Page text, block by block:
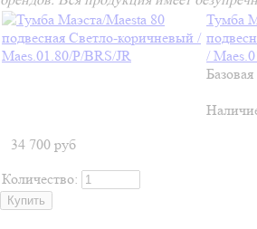
Тумба
/
34 700 руб
Количество: